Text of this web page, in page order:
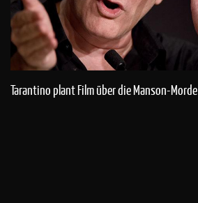
Tarantino plant Film über die Manson-Morde